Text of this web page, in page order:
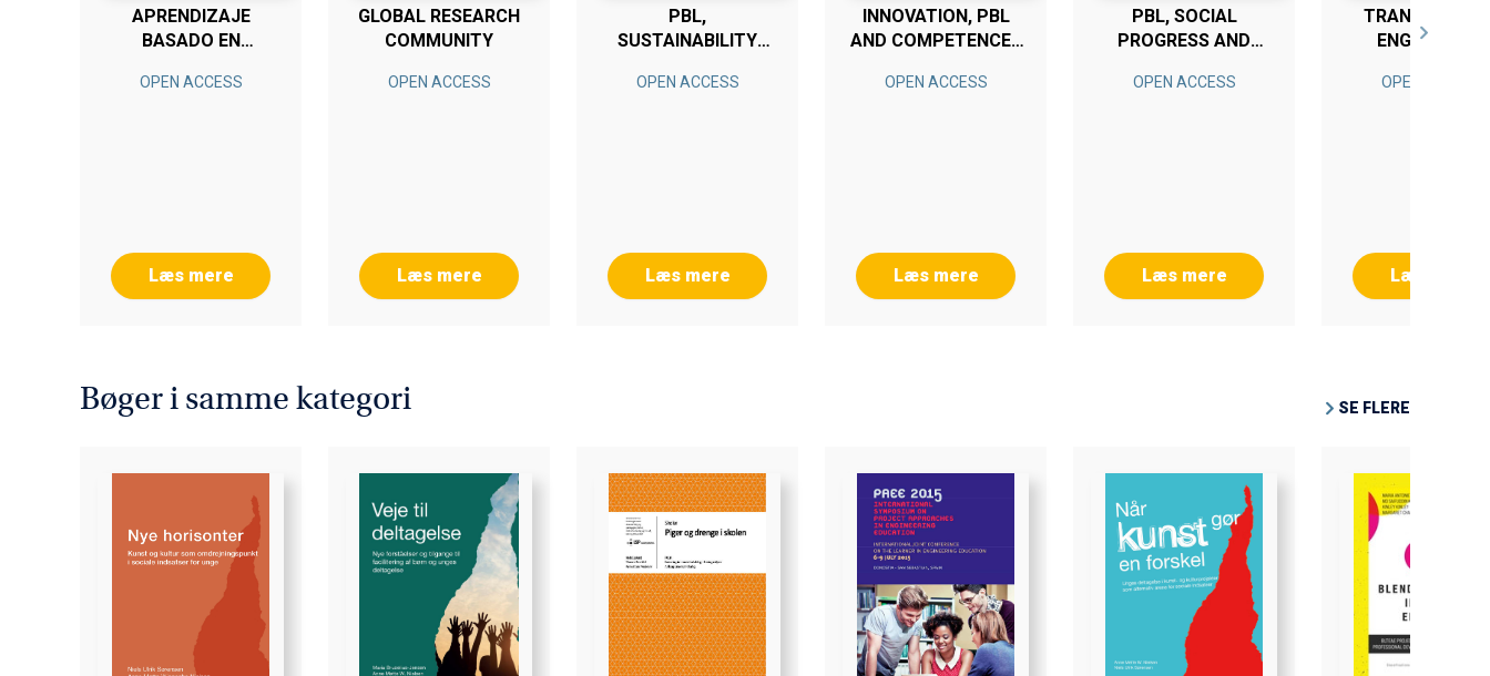
APRENDIZAJE
BASADO EN
INGENIERÍA
OPEN ACCESS
Læs mere
GLOBAL RESEARCH
COMMUNITY
OPEN ACCESS
Læs mere
PBL,
SUSTAINABILITY
2020
OPEN ACCESS
Læs mere
INNOVATION, PBL
AND COMPETENCES
EDUCATION
OPEN ACCESS
Læs mere
PBL, SOCIAL
PROGRESS AND
OPEN ACCESS
Læs mere
ENGINEERING
OPEN ACCESS
Læs mere
Bøger i samme kategori SE FLERE